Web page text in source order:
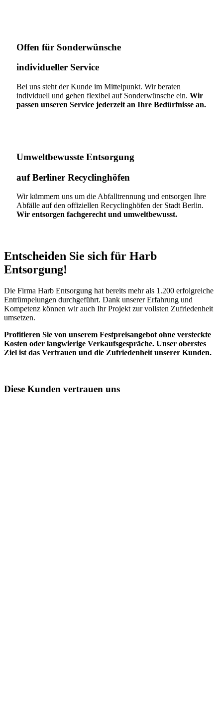
Offen für Sonderwünsche​
individueller Service
Bei uns steht der Kunde im Mittelpunkt. Wir beraten
individuell und gehen flexibel auf Sonderwünsche ein. Wir
passen unseren Service jederzeit an Ihre Bedürfnisse an.
Umweltbewusste Entsorgung
auf Berliner Recyclinghöfen​
Wir kümmern uns um die Abfalltrennung und entsorgen Ihre
Abfälle auf den offiziellen Recyclinghöfen der Stadt Berlin.
Wir entsorgen fachgerecht und umweltbewusst.
Entscheiden Sie sich für Harb
Entsorgung!​
Die Firma Harb Entsorgung hat bereits mehr als 1.200 erfolgreiche
Entrümpelungen durchgeführt. Dank unserer Erfahrung und
Kompetenz können wir auch Ihr Projekt zur vollsten Zufriedenheit
umsetzen.
Profitieren Sie von unserem Festpreisangebot ohne versteckte
Kosten oder langwierige Verkaufsgespräche. Unser oberstes
Ziel ist das Vertrauen und die Zufriedenheit unserer Kunden.
Diese Kunden vertrauen uns